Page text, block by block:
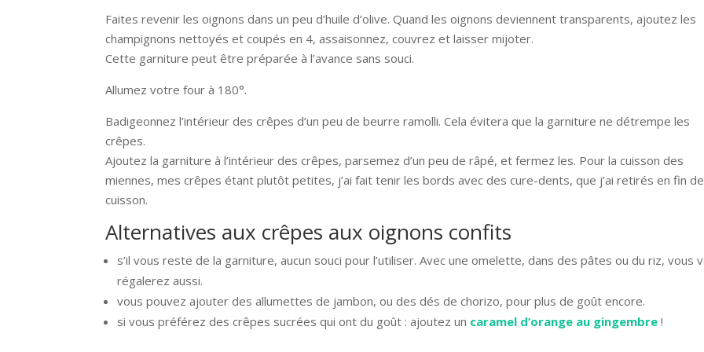
Faites revenir les oignons dans un peu d’huile d’olive. Quand les oignons deviennent transparents, ajoutez les
champignons nettoyés et coupés en 4, assaisonnez, couvrez et laisser mijoter.
Cette garniture peut être préparée à l’avance sans souci.
Allumez votre four à 180°.
Badigeonnez l’intérieur des crêpes d’un peu de beurre ramolli. Cela évitera que la garniture ne détrempe les
crêpes.
Ajoutez la garniture à l’intérieur des crêpes, parsemez d’un peu de râpé, et fermez les. Pour la cuisson des
miennes, mes crêpes étant plutôt petites, j’ai fait tenir les bords avec des cure-dents, que j’ai retirés en fin de
cuisson.
Alternatives aux crêpes aux oignons confits
s’il vous reste de la garniture, aucun souci pour l’utiliser. Avec une omelette, dans des pâtes ou du riz, vous
régalerez aussi.
vous pouvez ajouter des allumettes de jambon, ou des dés de chorizo, pour plus de goût encore.
si vous préférez des crêpes sucrées qui ont du goût : ajoutez un caramel d’orange au gingembre !